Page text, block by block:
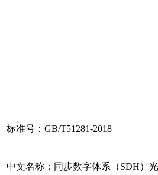
标准号：GB/T51281-2018
中文名称：同步数字体系（SDH）